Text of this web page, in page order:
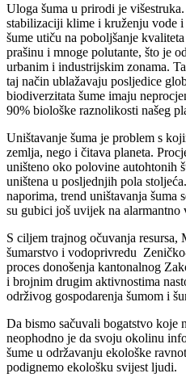
Uloga šuma u prirodi je
stabilizaciji klime i kruženju vode
šume utiču na poboljšanje
prašinu i mnoge polutante, što je
urbanim i industrijskim zonama.
taj način ublažavaju posljedice
biodiverzitata šume imaju
90% biološke raznolikosti našeg
Uništavanje šuma je problem s
zemlja, nego i čitava planeta.
uništeno oko polovine autohtonih
uništena u posljednjih pola
naporima, trend uništavanja šuma
su gubici još uvijek na alarmantno
S ciljem trajnog očuvanja
šumarstvo i vodoprivredu
proces donošenja kantonalnog
i brojnim drugim aktivnostima
održivog gospodarenja šumom i
Da bismo sačuvali bogatstvo koje
neophodno je da svoju okolinu
šume u održavanju ekološke
podignemo ekološku svijest ljudi.